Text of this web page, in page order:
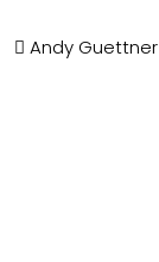
Andy Guettner